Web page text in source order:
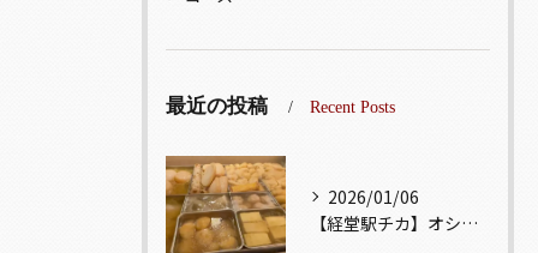
最近の投稿 Recent Posts
2026/01/06
【経堂駅チカ】オシャレ居酒屋🏮出汁が美味しいおでんがオススメ...